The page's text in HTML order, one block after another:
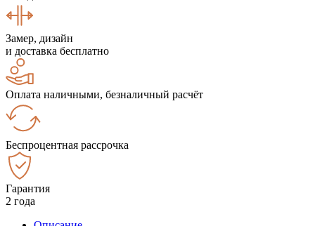
Замер, дизайн
и доставка бесплатно
Оплата наличными, безналичный расчёт
Беспроцентная рассрочка
Гарантия
2 года